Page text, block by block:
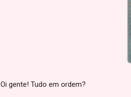
Oi gente! Tudo em ordem?